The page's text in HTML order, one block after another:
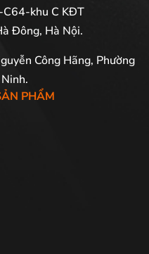
khu C KĐT
Đông, Hà Nội.
Công Hãng, Phường
PHẨM